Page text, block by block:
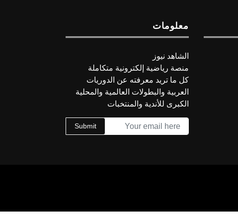
معلومات
الشاهد نيوز
منصة رياضية إلكترونية متكاملة
كل ما تريد معرفته عن الدوريات
العربية والبطولات العالمية والمحلية
الكبرى للأندية والمنتخبات
Submit